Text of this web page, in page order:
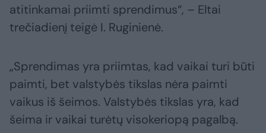
atitinkamai priimti sprendimus“, – Eltai
trečiadienį teigė I. Ruginienė.
„Sprendimas yra priimtas, kad vaikai turi būti
paimti, bet valstybės tikslas nėra paimti
vaikus iš šeimos. Valstybės tikslas yra, kad
šeima ir vaikai turėtų visokeriopą pagalbą.